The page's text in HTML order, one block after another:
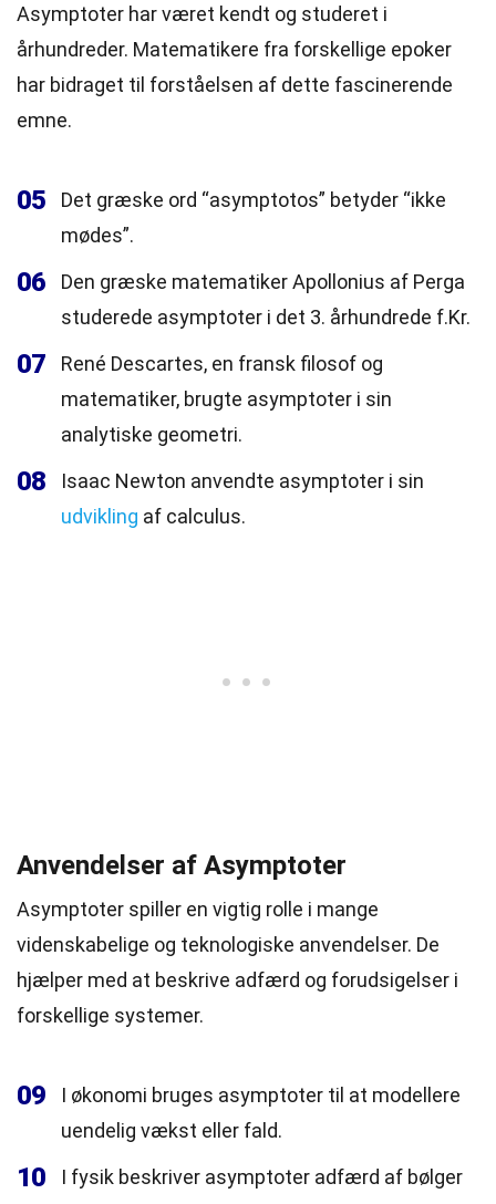
Asymptoter har været kendt og studeret i
århundreder. Matematikere fra forskellige epoker
har bidraget til forståelsen af dette fascinerende
emne.
05
Det græske ord “asymptotos” betyder “ikke
mødes”.
06
Den græske matematiker Apollonius af Perga
studerede asymptoter i det 3. århundrede f.Kr.
07
René Descartes, en fransk filosof og
matematiker, brugte asymptoter i sin
analytiske geometri.
08
Isaac Newton anvendte asymptoter i sin
udvikling af calculus.
Anvendelser af Asymptoter
Asymptoter spiller en vigtig rolle i mange
videnskabelige og teknologiske anvendelser. De
hjælper med at beskrive adfærd og forudsigelser i
forskellige systemer.
09
I økonomi bruges asymptoter til at modellere
uendelig vækst eller fald.
10
I fysik beskriver asymptoter adfærd af bølger